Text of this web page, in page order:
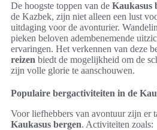
De hoogste toppen van de Kaukasus
de Kazbek, zijn niet alleen een lust
uitdaging voor de avonturier.
pieken beloven adembenemende
ervaringen. Het verkennen van deze
reizen biedt de mogelijkheid om de
zijn volle glorie te aanschouwen.
Populaire bergactiviteiten in de
Voor liefhebbers van avontuur zijn er
Kaukasus bergen. Activiteiten zoals: